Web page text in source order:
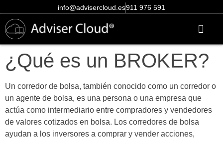
info@advisercloud.es911 976 591
¿Qué es un BROKER?
Un corredor de bolsa, también conocido como un corredor o
un agente de bolsa, es una persona o una empresa que
actúa como intermediario entre compradores y vendedores
de valores cotizados en bolsa. Los corredores de bolsa
ayudan a los inversores a comprar y vender acciones,